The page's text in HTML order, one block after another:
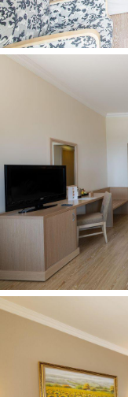
biliardas už
gyva muzika
boulingas už
vandens sporto
masažas už
turkiška pirtis
aerobika
krepšinis
mini golfas
treniruoklių salė
paplūdimio
pramoginiai
stalo tenisas
vandens
teniso kortas
Vaikams:
baseinas vaikams:
auklė už
žaidimų aikštelė
diskoteka vaikams
švediškas stalas